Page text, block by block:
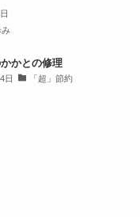
み
かとの修理
日 「超」節約